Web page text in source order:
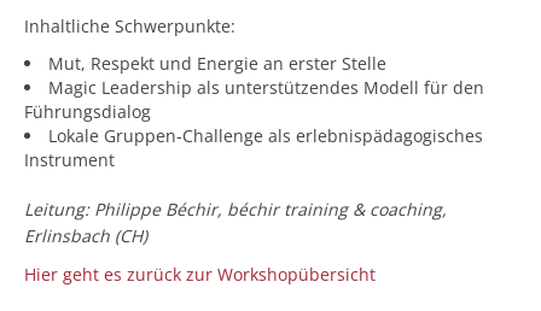
Inhaltliche Schwerpunkte:
Mut, Respekt und Energie an erster Stelle
Magic Leadership als unterstützendes Modell für den
Führungsdialog
Lokale Gruppen-Challenge als erlebnispädagogisches
Instrument
Leitung: Philippe Béchir, béchir training & coaching,
Erlinsbach (CH)
Hier geht es zurück zur Workshopübersicht